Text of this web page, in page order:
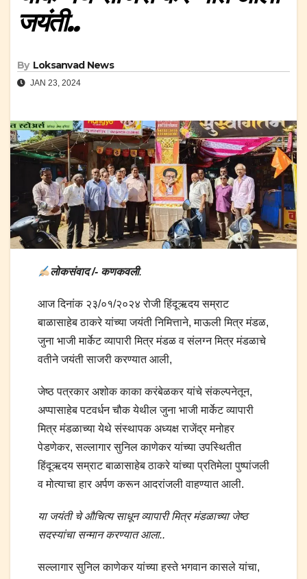
जयंती..
By Loksanvad News
JAN 23, 2024
लोकसंवाद /- कणकवली.
आज दिनांक २३/०१/२०२४ रोजी हिंदूऋदय सम्राट
बाळासाहेब ठाकरे यांच्या जयंती निमित्ताने, माऊली मित्र मंडळ,
जुना भाजी मार्केट व्यापारी मित्र मंडळ व संलग्न मित्र मंडळाचे
वतीने जयंती साजरी करण्यात आली,
जेष्ठ पत्रकार अशोक काका करंबेळकर यांचे संकल्पनेतून,
अप्पासाहेब पटवर्धन चौक येथील जुना भाजी मार्केट व्यापारी
मित्र मंडळाच्या येथे संस्थापक अध्यक्ष राजेंद्र मनोहर
पेडणेकर, सल्लागार सुनिल काणेकर यांच्या उपस्थितीत
हिंदूऋदय सम्राट बाळासाहेब ठाकरे यांच्या प्रतिमेला पुष्पांजली
व मोत्याचा हार अर्पण करून आदरांजली वाहण्यात आली.
या जयंती चे औचित्य साधून व्यापारी मित्र मंडळाच्या जेष्ठ
सदस्यांचा सन्मान करण्यात आला..
सल्लागार सुनिल काणेकर यांच्या हस्ते भगवान कासले यांचा,